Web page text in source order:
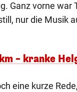
Ganz vorne war
nur die Musik
– kranke
eine kurze